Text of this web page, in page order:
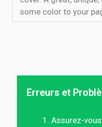
some color to your
Erreurs et
Assurez-